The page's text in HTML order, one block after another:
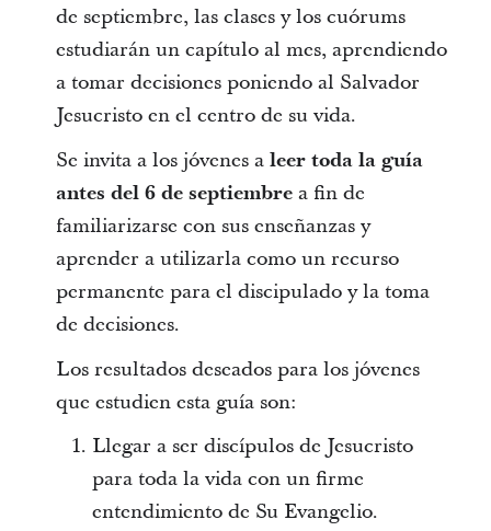
de septiembre, las clases y los cuórums
estudiarán un capítulo al mes, aprendiendo
a tomar decisiones poniendo al Salvador
Jesucristo en el centro de su vida.
Se invita a los jóvenes a leer toda la guía
antes del 6 de septiembrea fin de
familiarizarse con sus enseñanzas y
aprender a utilizarla como un recurso
permanente para el discipulado y la toma
de decisiones.
Los resultados deseados para los jóvenes
que estudien esta guía son:
Llegar a ser discípulos de Jesucristo
para toda la vida con un firme
entendimiento de Su Evangelio.